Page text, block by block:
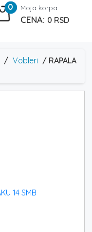
0 Moja korpa
0 RSD
/ Vobleri / RAPALA